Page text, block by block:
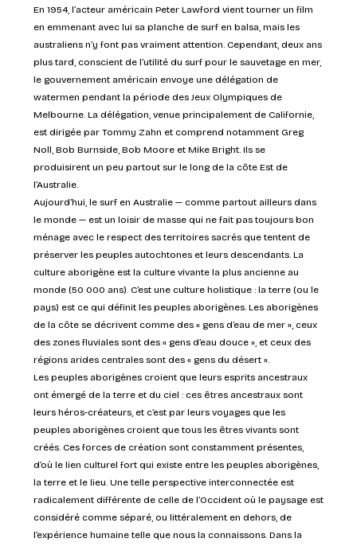
En 1954, l’acteur américain Peter Lawford vient tourner un film
en emmenant avec lui sa planche de surf en balsa, mais les
australiens n’y font pas vraiment attention. Cependant, deux ans
plus tard, conscient de l’utilité du surf pour le sauvetage en mer,
le gouvernement américain envoye une délégation de
watermen pendant la période des Jeux Olympiques de
Melbourne. La délégation, venue principalement de Californie,
est dirigée par Tommy Zahn et comprend notamment Greg
Noll, Bob Burnside, Bob Moore et Mike Bright. Ils se
produisirent un peu partout sur le long de la côte Est de
l’Australie.
Aujourd’hui, le surf en Australie — comme partout ailleurs dans
le monde — est un loisir de masse qui ne fait pas toujours bon
ménage avec le respect des territoires sacrés que tentent de
préserver les peuples autochtones et leurs descendants. La
culture aborigène est la culture vivante la plus ancienne au
monde (50 000 ans). C’est une culture holistique : la terre (ou le
pays) est ce qui définit les peuples aborigènes. Les aborigènes
de la côte se décrivent comme des « gens d’eau de mer », ceux
des zones fluviales sont des « gens d’eau douce », et ceux des
régions arides centrales sont des « gens du désert ».
Les peuples aborigènes croient que leurs esprits ancestraux
ont émergé de la terre et du ciel : ces êtres ancestraux sont
leurs héros-créateurs, et c’est par leurs voyages que les
peuples aborigènes croient que tous les êtres vivants sont
créés. Ces forces de création sont constamment présentes,
d’où le lien culturel fort qui existe entre les peuples aborigènes,
la terre et le lieu. Une telle perspective interconnectée est
radicalement différente de celle de l’Occident où le paysage est
considéré comme séparé, ou littéralement en dehors, de
l’expérience humaine telle que nous la connaissons. Dans la